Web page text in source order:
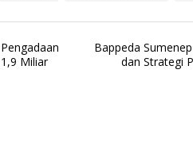
Miliar
Bappeda
dan Strategi